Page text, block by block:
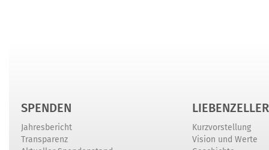
SPENDEN
Jahresbericht
Transparenz
Kurzvorstellung
Vision und Werte